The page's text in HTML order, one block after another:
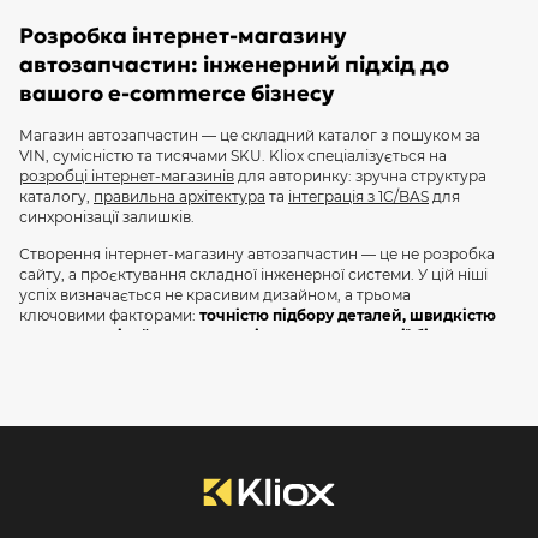
Розробка інтернет-магазину
автозапчастин: інженерний підхід до
вашого e-commerce бізнесу
Магазин автозапчастин — це складний каталог з пошуком за
VIN, сумісністю та тисячами SKU. Kliox спеціалізується на
розробці інтернет-магазинів для авторинку: зручна структура
каталогу, правильна архітектура та інтеграція з 1С/BAS для
синхронізації залишків.
Створення інтернет-магазину автозапчастин — це не розробка
сайту, а проєктування складної інженерної системи. У цій ніші
успіх визначається не красивим дизайном, а трьома
ключовими факторами: точністю підбору деталей, швидкістю
пошуку по мільйонах SKU та рівнем автоматизації бізнес-
commerce платформ для автобізнесу, які перетворюють